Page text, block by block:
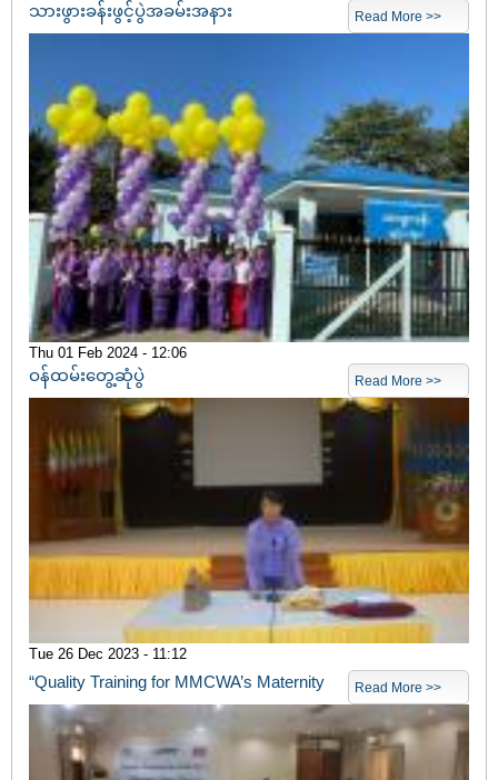
Read More >>
သားဖွားခန်းဖွင့်ပွဲအခမ်းအနား
Thu 01 Feb 2024 - 12:06
Read More >>
ဝန်ထမ်းတွေ့ဆုံပွဲ
Tue 26 Dec 2023 - 11:12
Read More >>
“Quality Training for MMCWA’s Maternity